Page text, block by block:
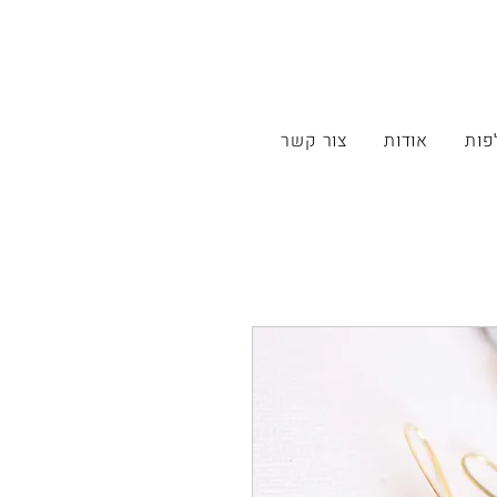
אודות צור קשר